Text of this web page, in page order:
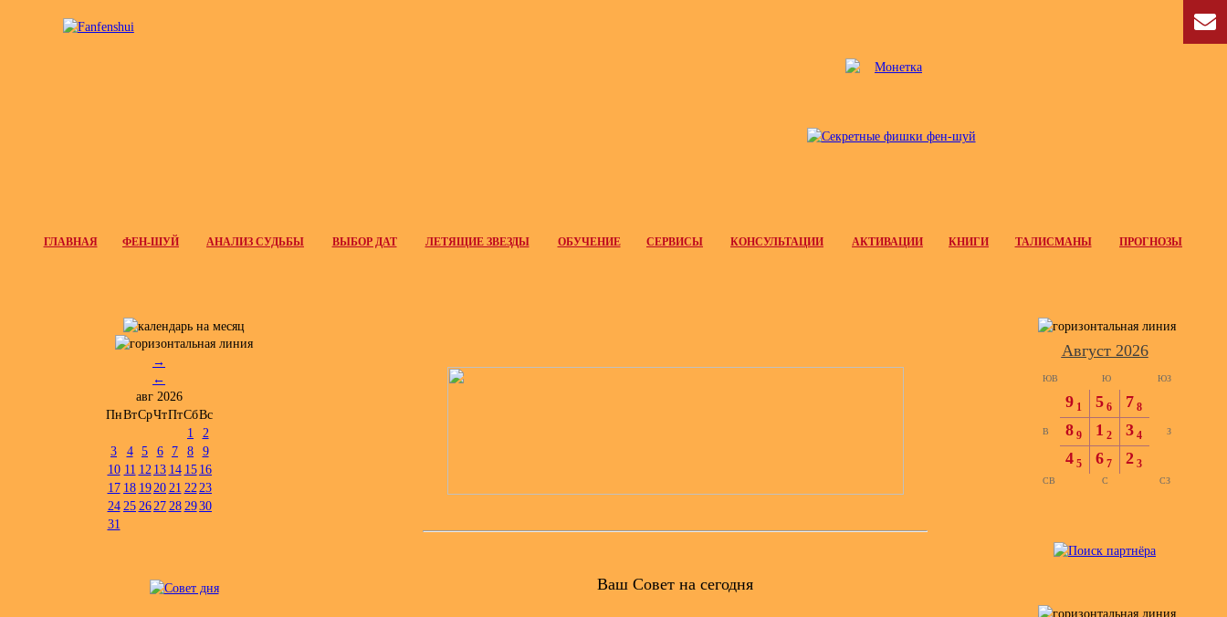
ГЛАВНАЯ ФЕН-ШУЙ АНАЛИЗ СУДЬБЫ ВЫБОР ДАТ ЛЕТЯЩИЕ ЗВЕЗДЫ ОБУЧЕНИЕ СЕРВИСЫ КОНСУЛЬТАЦИИ АКТИВАЦИИ КНИГИ ТАЛИСМАНЫ ПРОГНОЗЫ
→
←
авг 2026
ПнВтСрЧтПтСбВс
1
2
3
4 5 6 7 8
9
10 11 12 13 14 15 16
17 18 1920 21 2223
24 25 2627 28 2930
31
Ваш Совет на сегодня
Август 2026
ЮВ
9 1
Ю
5 6
ЮЗ
7 8
В 8 9 1 2 З
3 4
СВ
4 5
С
6 7
СЗ
2 3